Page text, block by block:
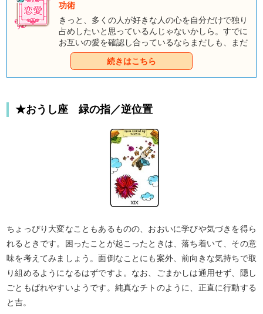
功術
きっと、多くの人が好きな人の心を自分だけで独り
占めしたいと思っているんじゃないかしら。すでに
お互いの愛を確認し合っているならまだしも、まだ
二人の間に不確定よそがあるのなら、あなたの心も
不安でいっぱいのはず。でもね、気持ちの伝え方次
第では、望み薄だった恋も大逆転できるものなの
手に入れてくださいね。
続きはこちら
★おうし座 緑の指／逆位置
ちょっぴり大変なこともあるものの、おおいに学びや気づきを得ら
れるときです。困ったことが起こったときは、落ち着いて、その意
味を考えてみましょう。面倒なことにも案外、前向きな気持ちで取
り組めるようになるはずですよ。なお、ごまかしは通用せず、隠し
ごともばれやすいようです。純真なチトのように、正直に行動する
と吉。